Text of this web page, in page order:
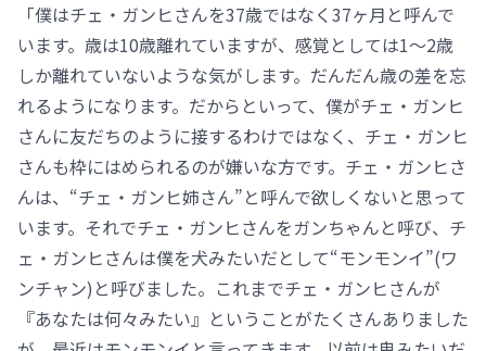
「僕はチェ・ガンヒさんを37歳ではなく37ヶ月と呼んで
います。歳は10歳離れていますが、感覚としては1～2歳
しか離れていないような気がします。だんだん歳の差を忘
れるようになります。だからといって、僕がチェ・ガンヒ
さんに友だちのように接するわけではなく、チェ・ガンヒ
さんも枠にはめられるのが嫌いな方です。チェ・ガンヒさ
んは、“チェ・ガンヒ姉さん”と呼んで欲しくないと思って
います。それでチェ・ガンヒさんをガンちゃんと呼び、チ
ェ・ガンヒさんは僕を犬みたいだとして“モンモンイ”(ワ
ンチャン)と呼びました。これまでチェ・ガンヒさんが
『あなたは何々みたい』ということがたくさんありました